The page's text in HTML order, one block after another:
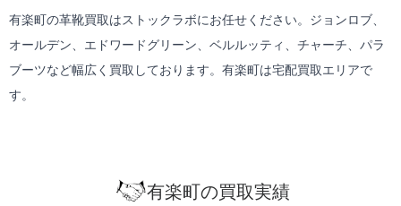
有楽町の革靴買取はストックラボにお任せください。ジョンロブ、
オールデン、エドワードグリーン、ベルルッティ、チャーチ、パラ
ブーツなど幅広く買取しております。有楽町は宅配買取エリアで
す。
有楽町の買取実績